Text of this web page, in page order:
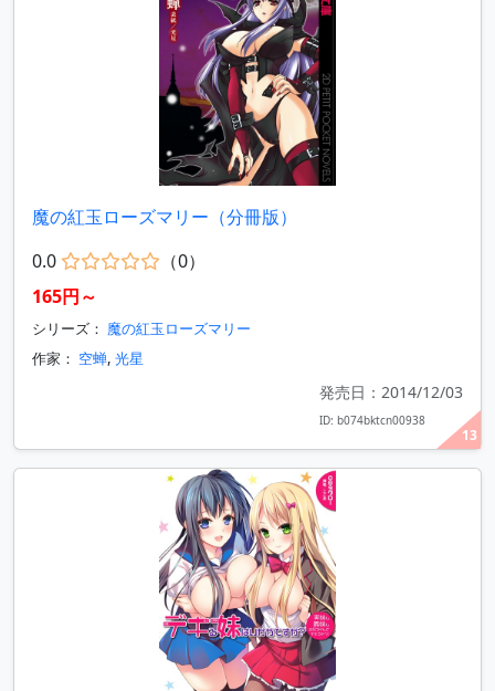
13
魔の紅玉ローズマリー（分冊版）
0.0
（0）
165円～
シリーズ： 魔の紅玉ローズマリー
作家： 空蝉, 光星
発売日：2014/12/03
ID: b074bktcn00938